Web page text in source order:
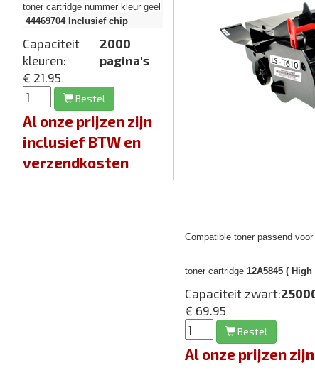
toner cartridge nummer kleur geel
44469704Inclusief chip
Capaciteit
kleuren:
2000
pagina's
€ 21.95
Bestel
Al onze prijzen zijn
inclusief BTW en
verzendkosten
Compatible toner passend
toner cartridge 12A5845 (
Capaciteit zwart:
€ 69.95
Bestel
Al onze prijzen